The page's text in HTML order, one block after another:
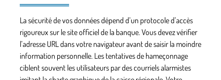
La sécurité de vos données dépend d’un protocole d’accès
rigoureux sur le site officiel de la banque. Vous devez vérifier
l’adresse URL dans votre navigateur avant de saisir la moindre
information personnelle. Les tentatives de hameçonnage
ciblent souvent les utilisateurs par des courriels alarmistes